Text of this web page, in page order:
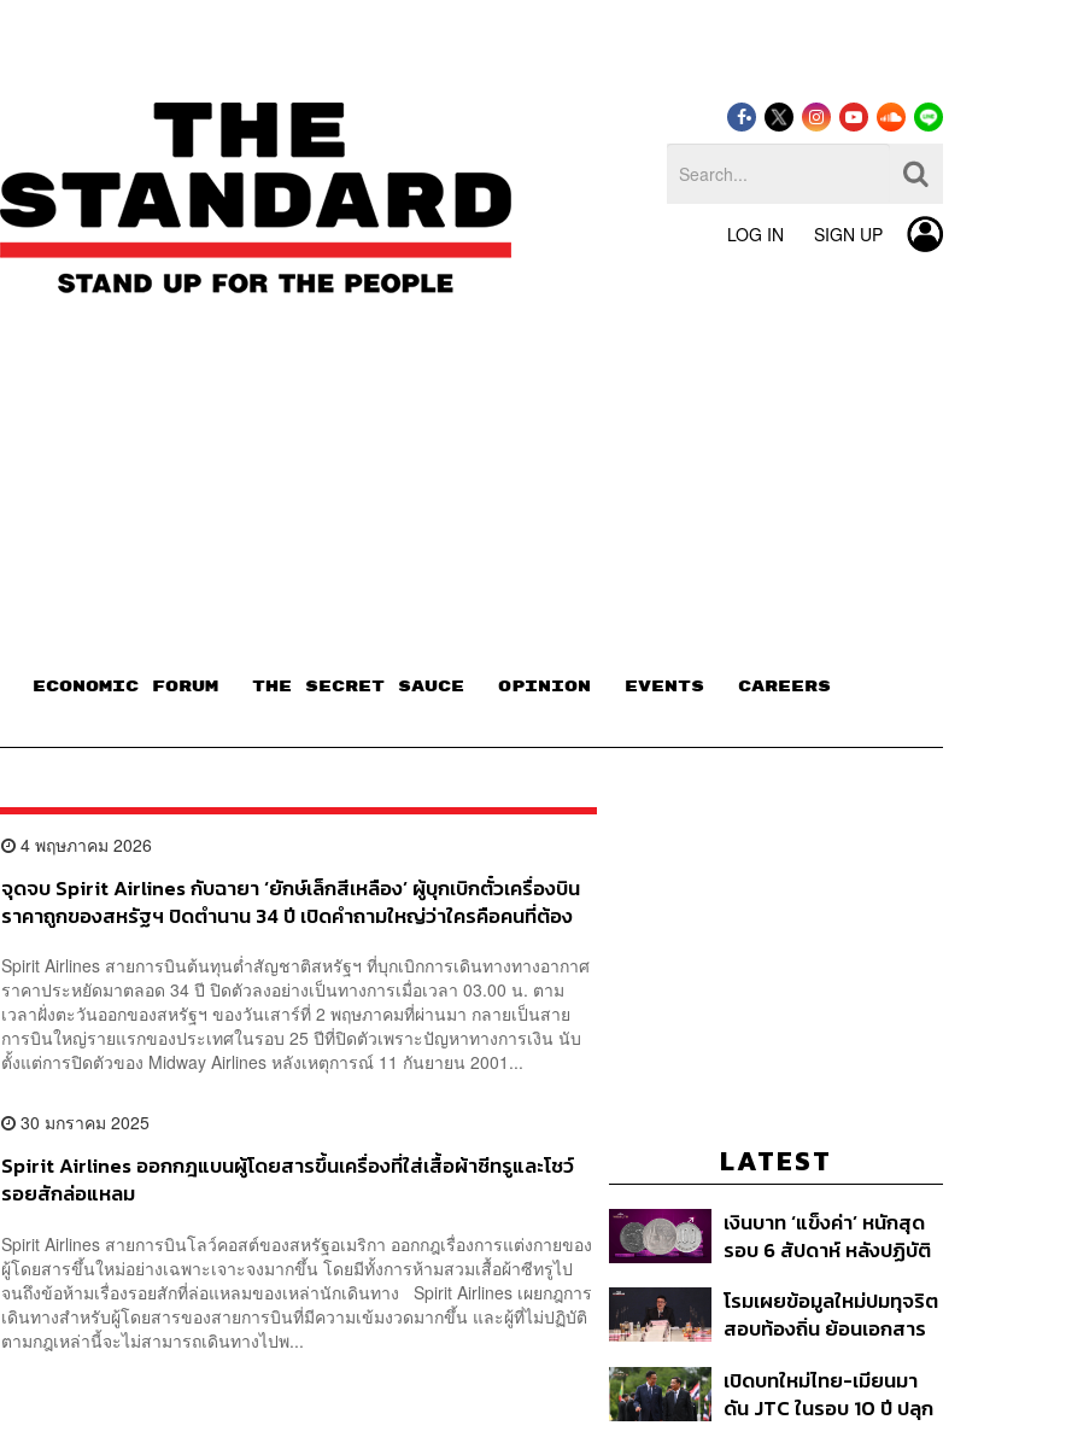
LOG IN SIGN UP
ECONOMIC FORUM THE SECRET SAUCE​ OPINION EVENTS CAREERS
4 พฤษภาคม 2026
จุดจบ Spirit Airlines กับฉายา ‘ยักษ์เล็กสีเหลือง’ ผู้บุกเบิกตั๋วเครื่องบิน
ราคาถูกของสหรัฐฯ ปิดตำนาน 34 ปี เปิดคำถามใหญ่ว่าใครคือคนที่ต้อง
Spirit Airlines สายการบินต้นทุนต่ำสัญชาติสหรัฐฯ ที่บุกเบิกการเดินทางทางอากาศ
ราคาประหยัดมาตลอด 34 ปี ปิดตัวลงอย่างเป็นทางการเมื่อเวลา 03.00 น. ตาม
เวลาฝั่งตะวันออกของสหรัฐฯ ของวันเสาร์ที่ 2 พฤษภาคมที่ผ่านมา กลายเป็นสาย
การบินใหญ่รายแรกของประเทศในรอบ 25 ปีที่ปิดตัวเพราะปัญหาทางการเงิน นับ
ตั้งแต่การปิดตัวของ Midway Airlines หลังเหตุการณ์ 11 กันยายน 2001...
30 มกราคม 2025
Spirit Airlines ออกกฎแบนผู้โดยสารขึ้นเครื่องที่ใส่เสื้อผ้าซีทรูและโชว์
รอยสักล่อแหลม
Spirit Airlines สายการบินโลว์คอสต์ของสหรัฐอเมริกา ออกกฎเรื่องการแต่งกายของ
ผู้โดยสารขึ้นใหม่อย่างเฉพาะเจาะจงมากขึ้น โดยมีทั้งการห้ามสวมเสื้อผ้าซีทรูไป
จนถึงข้อห้ามเรื่องรอยสักที่ล่อแหลมของเหล่านักเดินทาง Spirit Airlines เผยกฎการ
เดินทางสำหรับผู้โดยสารของสายการบินที่มีความเข้มงวดมากขึ้น และผู้ที่ไม่ปฏิบัติ
ตามกฎเหล่านี้จะไม่สามารถเดินทางไปพ...
LATEST
เงินบาท ‘แข็งค่า’ หนักสุด
รอบ 6 สัปดาห์ หลังปฏิบัติ
สหรัฐฯ-ญี่ปุ่น Standard
Chartered เปิดเป้าสิ้นปีนี้
ต่อดอลลาร์
โรมเผยข้อมูลใหม่ปมทุจริต
สอบท้องถิ่น ย้อนเอกสาร
อนุทิน จ่อสอบต่อเอี่ยว
ตัดตอน ม.บูรพา หรือไม่
เปิดบทใหม่ไทย-เมียนมา
ดัน JTC ในรอบ 10 ปี ปลุก